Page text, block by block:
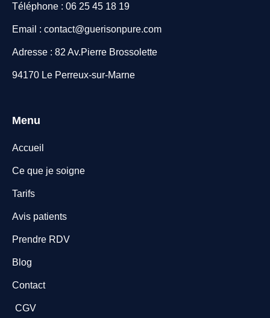
Téléphone : 06 25 45 18 19
Email : contact@guerisonpure.com
Adresse : 82 Av.Pierre Brossolette
94170 Le Perreux-sur-Marne
Menu
Accueil
Ce que je soigne
Tarifs
Avis patients
Prendre RDV
Blog
Contact
CGV